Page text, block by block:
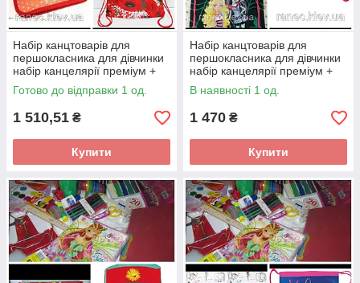
Набір канцтоварів для
першокласника для дівчинки
набір канцелярії преміум +
пенал та сумка для взуття
Готово до відправки 1 од.
1 510,51 ₴
Купити
Набір канцтоварів для
першокласника для дівчинки
набір канцелярії преміум +
пенал та сумка для взуття
В наявності 1 од.
1 470 ₴
Купити